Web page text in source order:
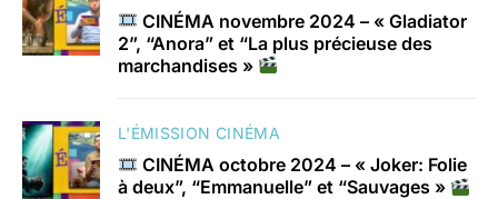
CINÉMA novembre 2024 – « Gladiator
2”, “Anora” et “La plus précieuse des
marchandises »
L'ÉMISSION CINÉMA
CINÉMA octobre 2024 – « Joker: Folie
à deux”, “Emmanuelle” et “Sauvages »